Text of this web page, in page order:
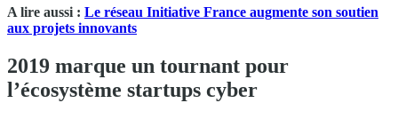
A lire aussi : Le réseau Initiative France augmente son soutien
aux projets innovants
2019 marque un tournant pour
l’écosystème startups cyber